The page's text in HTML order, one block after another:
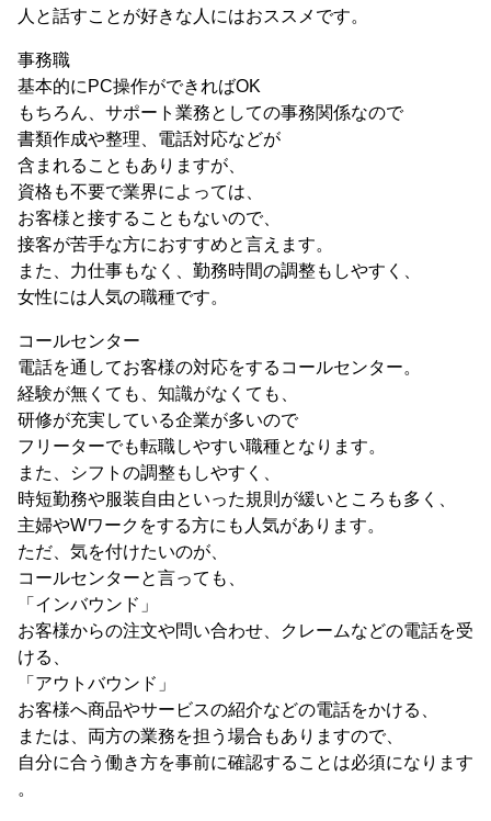
人と話すことが好きな人にはおススメです。
事務職
基本的にPC操作ができればOK
もちろん、サポート業務としての事務関係なので
書類作成や整理、電話対応などが
含まれることもありますが、
資格も不要で業界によっては、
お客様と接することもないので、
接客が苦手な方におすすめと言えます。
また、力仕事もなく、勤務時間の調整もしやすく、
女性には人気の職種です。
コールセンター
電話を通してお客様の対応をするコールセンター。
経験が無くても、知識がなくても、
研修が充実している企業が多いので
フリーターでも転職しやすい職種となります。
また、シフトの調整もしやすく、
時短勤務や服装自由といった規則が緩いところも多く、
主婦やWワークをする方にも人気があります。
ただ、気を付けたいのが、
コールセンターと言っても、
「インバウンド」
お客様からの注文や問い合わせ、クレームなどの電話を受
ける、
「アウトバウンド」
お客様へ商品やサービスの紹介などの電話をかける、
または、両方の業務を担う場合もありますので、
自分に合う働き方を事前に確認することは必須になります
。